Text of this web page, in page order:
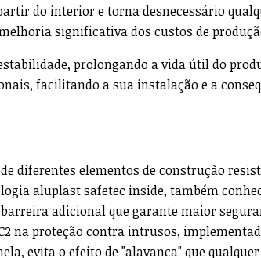
do interior e torna desnecessário
significativa dos custos de
prolongando a vida útil do
facilitando a sua instalação e a
diferentes elementos de construção
aluplast safetec inside, também
adicional que garante maior
na proteção contra intrusos,
evita o efeito de "alavanca" que